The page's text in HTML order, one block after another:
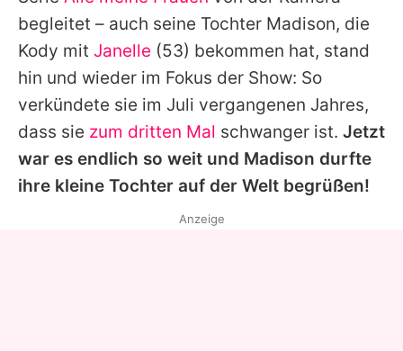
Utiq verwalten
begleitet – auch seine Tochter Madison, die
Kody mit Janelle (53) bekommen hat, stand
hin und wieder im Fokus der Show: So
verkündete sie im Juli vergangenen Jahres,
dass sie zum dritten Mal schwanger ist. Jetzt
war es endlich so weit und Madison durfte
ihre kleine Tochter auf der Welt begrüßen!
Anzeige